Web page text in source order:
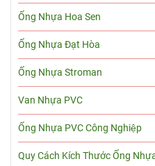
Ống Nhựa Hoa Sen
Ống Nhựa Đạt Hòa
Ống Nhựa Stroman
Van Nhựa PVC
Ống Nhựa PVC Công Nghiệp
Quy Cách Kích Thước Ống